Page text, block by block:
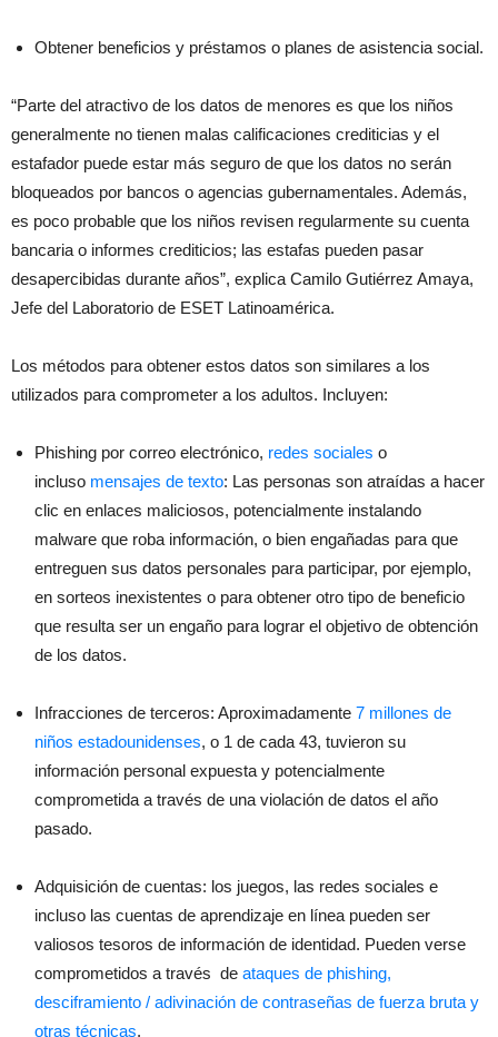
Obtener beneficios y préstamos o planes de asistencia social.
“Parte del atractivo de los datos de menores es que los niños
generalmente no tienen malas calificaciones crediticias y el
estafador puede estar más seguro de que los datos no serán
bloqueados por bancos o agencias gubernamentales. Además,
es poco probable que los niños revisen regularmente su cuenta
bancaria o informes crediticios; las estafas pueden pasar
desapercibidas durante años”, explica Camilo Gutiérrez Amaya,
Jefe del Laboratorio de ESET Latinoamérica.
Los métodos para obtener estos datos son similares a los
utilizados para comprometer a los adultos. Incluyen:
Phishing por correo electrónico, redes sociales o
incluso mensajes de texto: Las personas son atraídas a hacer
clic en enlaces maliciosos, potencialmente instalando
malware que roba información, o bien engañadas para que
entreguen sus datos personales para participar, por ejemplo,
en sorteos inexistentes o para obtener otro tipo de beneficio
que resulta ser un engaño para lograr el objetivo de obtención
de los datos.
Infracciones de terceros: Aproximadamente 7 millones de
niños estadounidenses, o 1 de cada 43, tuvieron su
información personal expuesta y potencialmente
comprometida a través de una violación de datos el año
pasado.
Adquisición de cuentas: los juegos, las redes sociales e
incluso las cuentas de aprendizaje en línea pueden ser
valiosos tesoros de información de identidad. Pueden verse
comprometidos a través de ataques de phishing,
desciframiento / adivinación de contraseñas de fuerza bruta y
otras técnicas.